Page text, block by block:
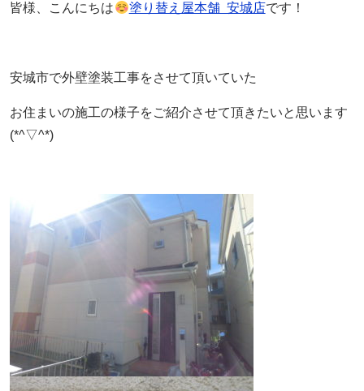
皆様、こんにちは 塗り替え屋本舗 安城店です！
安城市で外壁塗装工事をさせて頂いていた
お住まいの施工の様子をご紹介させて頂きたいと思います
(*^▽^*)